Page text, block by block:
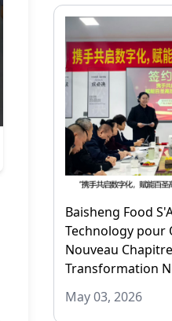
Baisheng Food
Technology pour
Nouveau
Transformation
May 03, 2026